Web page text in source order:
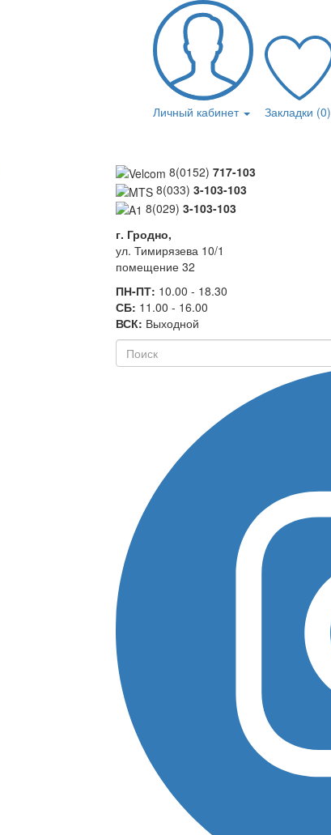
Личный кабинет Закладки (0)
8(0152) 717-103
8(033) 3-103-103
8(029) 3-103-103
г. Гродно,
ул. Тимирязева 10/1
помещение 32
ПН-ПТ: 10.00 - 18.30
СБ: 11.00 - 16.00
ВСК: Выходной